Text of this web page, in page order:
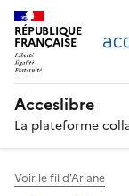
RÉPUBLIQUE
FRANÇAISE
Acceslibre
La plateforme
Voir le fil d'Ariane